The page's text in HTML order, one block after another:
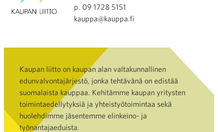
p. 09 1728 5151
kauppa@kauppa.fi
Kaupan liitto on kaupan alan valtakunnallinen
edunvalvontajärjestö, jonka tehtävänä on edistää
suomalaista kauppaa. Kehitämme kaupan yritysten
toimintaedellytyksiä ja yhteistyötoimintaa sekä
huolehdimme jäsentemme elinkeino- ja
työnantajaeduista.